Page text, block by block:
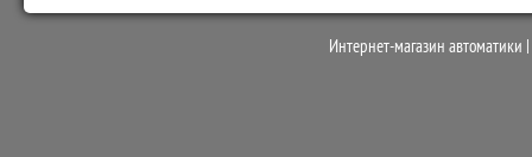
Интернет-магазин